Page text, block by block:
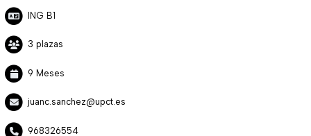
ING B1
3 plazas
9 Meses
juanc.sanchez@upct.es
968326554